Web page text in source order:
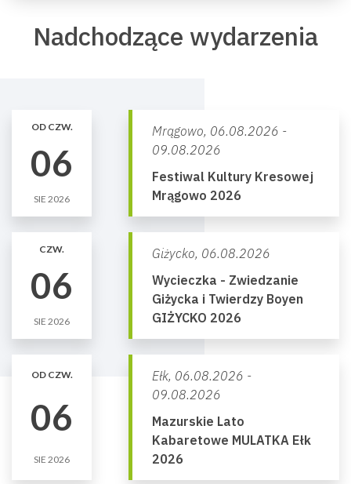
Nadchodzące wydarzenia
OD CZW.
06
SIE 2026
Mrągowo, 06.08.2026 -
09.08.2026
Festiwal Kultury Kresowej
Mrągowo 2026
CZW.
06
SIE 2026
Giżycko, 06.08.2026
Wycieczka - Zwiedzanie
Giżycka i Twierdzy Boyen
GIŻYCKO 2026
OD CZW.
06
SIE 2026
Ełk, 06.08.2026 -
09.08.2026
Mazurskie Lato
Kabaretowe MULATKA Ełk
2026